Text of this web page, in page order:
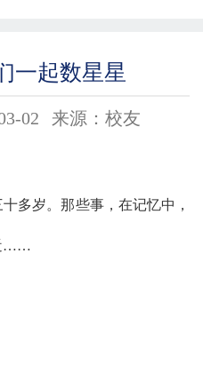
一起数星星
02 来源：校友
多岁。那些事，在记忆中，
……